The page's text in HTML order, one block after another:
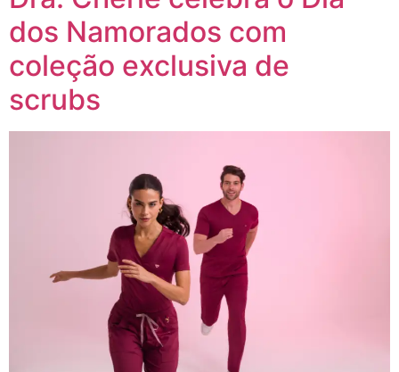
dos Namorados com
coleção exclusiva de
scrubs